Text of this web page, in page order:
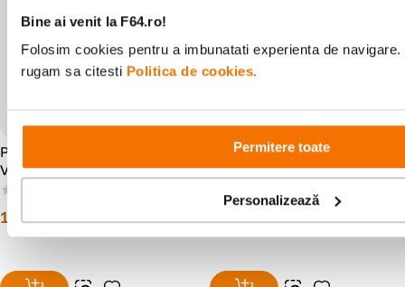
Bine ai venit la F64.ro!
Folosim cookies pentru a imbunatati experienta de
rugam sa citesti Politica de cookies.
Permitere toate
Personalizează
PolarPro Filtru Densitate
Variabila ND 4-32 82mm
Black Mist Peter McKinnon
1 499 lei
Polar Pro filtru PMVND 2-5
Stop Editia II 82mm
1.499 lei